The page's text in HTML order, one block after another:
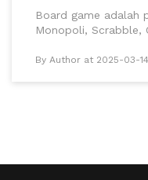
Board game adalah
Monopoli, Scrabble,
By Author at 2025-03-